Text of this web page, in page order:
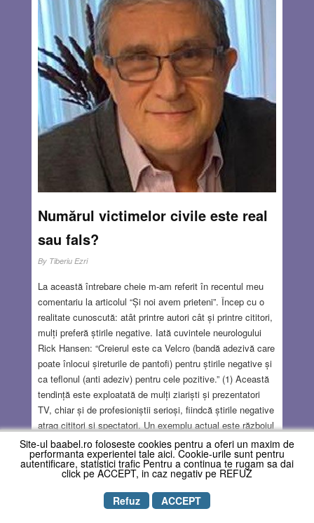
devenit mai apoi medici, ingineri, arhitecți. Poate că el ar fi
rămas un anonim, dar un costum prost croit i-a schimbat
destinul. S-a dus la un croitor să i-l repare și acesta l-a
chemat după aceea să-l însoțească la un meci de fotbal
pe care îl arbitra. Neșansa croitorului, dar șansa sportului
a făcut ca acest croitor să facă o întindere de ligament în
timpul meciului.
Read more…
JUL 6, 2023 9 COMMENTS
Numărul victimelor civile este real
sau fals?
By Tiberiu Ezri
La această întrebare cheie m-am referit în recentul meu
comentariu la articolul “Și noi avem prieteni”. Încep cu o
realitate cunoscută: atât printre autori cât și printre cititori,
mulți preferă știrile negative. Iată cuvintele neurologului
Rick Hansen: “Creierul este ca Velcro (bandă adezivă care
poate înlocui șireturile de pantofi) pentru știrile negative și
ca teflonul (anti adeziv) pentru cele pozitive.” (1) Această
tendință este exploatată de mulți ziariști și prezentatori
TV, chiar și de profesioniștii serioși, fiindcă știrile negative
atrag cititori și spectatori. Un exemplu actual este războiul
din Gaza. Peste tot se publică știri despre crimele și chiar
genocidul provocat de armata israeliană printre civilii din
Gaza. Referitor la aceste publicații (2,3), trebuie să spun
lucruri complet diferite. Războiul este un conflict armat
Site-ul baabel.ro foloseste cookies pentru a oferi un maxim de
performanta experientei tale aici. Cookie-urile sunt pentru
autentificare, statistici trafic Pentru a continua te rugam sa dai
click pe ACCEPT, in caz negativ pe REFUZ
Refuz
ACCEPT